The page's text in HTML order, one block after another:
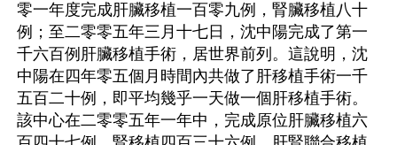
零一年度完成肝臟移植一百零九例，腎臟移植八十
例；至二零零五年三月十七日，沈中陽完成了第一
千六百例肝臟移植手術，居世界前列。這說明，沈
中陽在四年零五個月時間內共做了肝移植手術一千
五百二十例，即平均幾乎一天做一個肝移植手術。
該中心在二零零五年一年中，完成原位肝臟移植六